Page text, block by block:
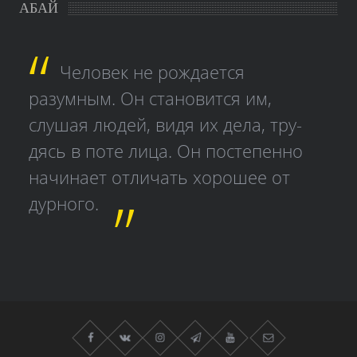
АБАЙ
Человек не рождается
разумным. Он становится им,
слушая людей, видя их дела, тру­
дясь в поте лица. Он постепенно
начинает отличать хорошее от
дурного.